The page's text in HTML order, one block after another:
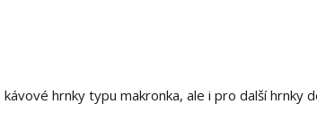
hrnky typu makronka, ale i pro další hrnky